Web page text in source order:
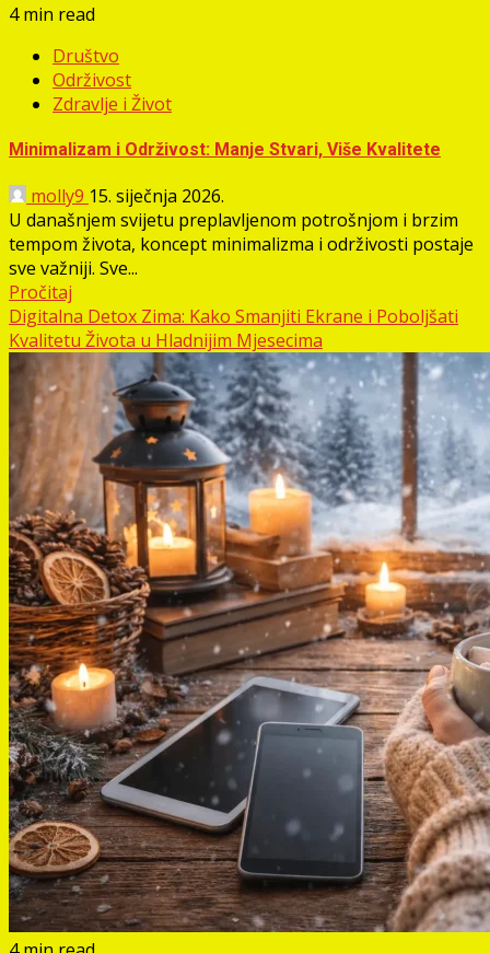
4 min read
Društvo
Održivost
Zdravlje i Život
Minimalizam i Održivost: Manje Stvari, Više Kvalitete
molly9 15. siječnja 2026.
U današnjem svijetu preplavljenom potrošnjom i brzim
tempom života, koncept minimalizma i održivosti postaje
sve važniji. Sve...
Pročitaj
Digitalna Detox Zima: Kako Smanjiti Ekrane i Poboljšati
Kvalitetu Života u Hladnijim Mjesecima